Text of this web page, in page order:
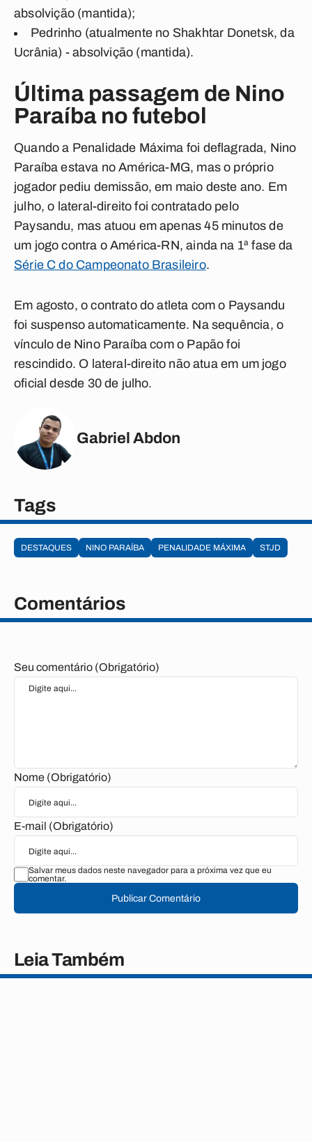
absolvição (mantida);
Pedrinho (atualmente no Shakhtar Donetsk, da
Ucrânia) - absolvição (mantida).
Última passagem de Nino
Paraíba no futebol
Quando a Penalidade Máxima foi deflagrada, Nino
Paraíba estava no América-MG, mas o próprio
jogador pediu demissão, em maio deste ano. Em
julho, o lateral-direito foi contratado pelo
Paysandu, mas atuou em apenas 45 minutos de
um jogo contra o América-RN, ainda na 1ª fase da
Série C do Campeonato Brasileiro.
Em agosto, o contrato do atleta com o Paysandu
foi suspenso automaticamente. Na sequência, o
vínculo de Nino Paraíba com o Papão foi
rescindido. O lateral-direito não atua em um jogo
oficial desde 30 de julho.
Gabriel Abdon
Tags
DESTAQUES NINO PARAÍBA PENALIDADE MÁXIMA STJD
Comentários
Seu comentário (Obrigatório)
Nome (Obrigatório)
E-mail (Obrigatório)
Salvar meus dados neste navegador para a próxima vez que eu
comentar.
Publicar Comentário
Leia Também